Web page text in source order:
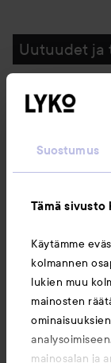
Suostumus
Tämä
Käytämme
kolmannen
lukien muu
mainosten
mainosalan ja
Uutuudet ja
Seuraa meitä
Saattaisit